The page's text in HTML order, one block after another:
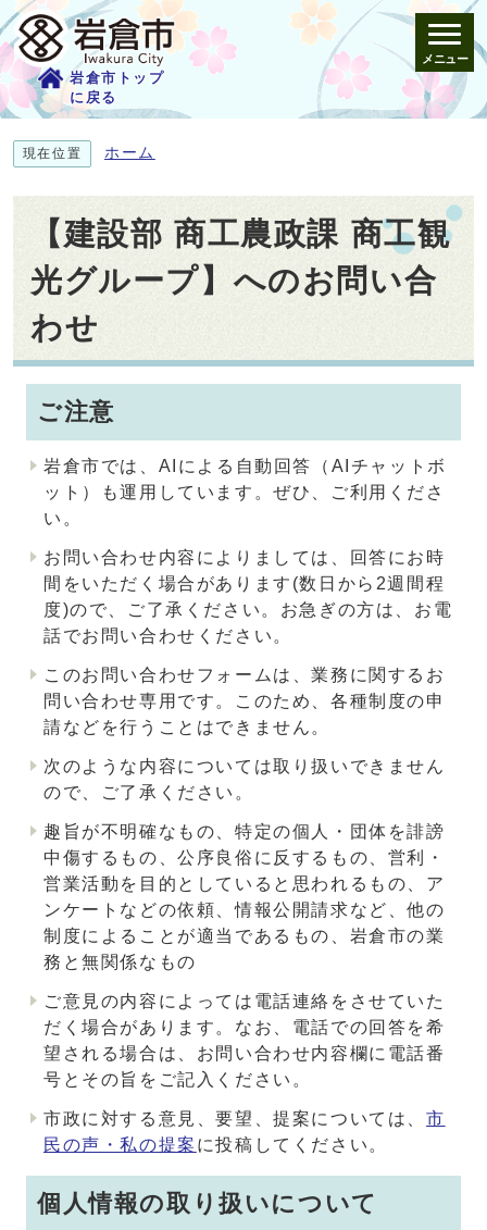
岩倉市トップ
に戻る
メニュー
現在位置 ホーム
【建設部 商工農政課 商工観
光グループ】へのお問い合
わせ
ご注意
岩倉市では、AIによる自動回答（AIチャットボ
ット）も運用しています。ぜひ、ご利用くださ
い。
お問い合わせ内容によりましては、回答にお時
間をいただく場合があります(数日から2週間程
度)ので、ご了承ください。お急ぎの方は、お電
話でお問い合わせください。
このお問い合わせフォームは、業務に関するお
問い合わせ専用です。このため、各種制度の申
請などを行うことはできません。
次のような内容については取り扱いできません
ので、ご了承ください。
趣旨が不明確なもの、特定の個人・団体を誹謗
中傷するもの、公序良俗に反するもの、営利・
営業活動を目的としていると思われるもの、ア
ンケートなどの依頼、情報公開請求など、他の
制度によることが適当であるもの、岩倉市の業
務と無関係なもの
ご意見の内容によっては電話連絡をさせていた
だく場合があります。なお、電話での回答を希
望される場合は、お問い合わせ内容欄に電話番
号とその旨をご記入ください。
市政に対する意見、要望、提案については、 市
民の声・私の提案 に投稿してください。
個人情報の取り扱いについて